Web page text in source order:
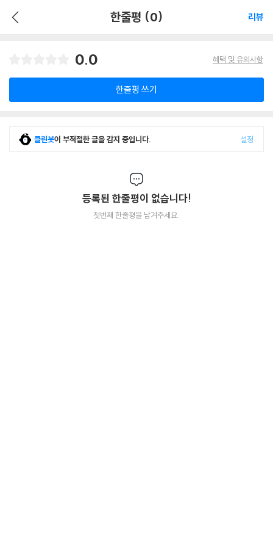
한줄평 (0) 리뷰
0.0 혜택 및 유의사항
한줄평 쓰기
클린봇이 부적절한 글을 감지 중입니다. 설정
등록된 한줄평이 없습니다!
첫번째 한줄평을 남겨주세요.